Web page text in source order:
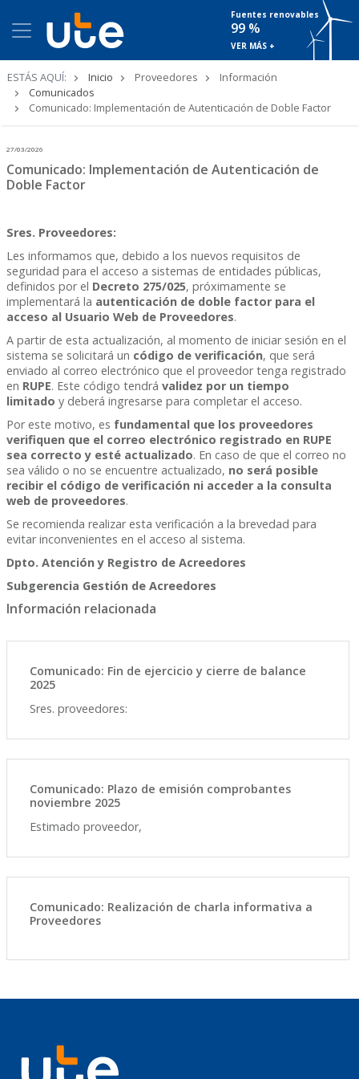
Fuentes renovables
99 %
VER MÁS +
ESTÁS AQUÍ: Inicio Proveedores
Información
Comunicados
Comunicado: Implementación de Autenticación de Doble Factor
27/03/2026
Comunicado: Implementación de Autenticación de
Doble Factor
Sres. Proveedores:
Les informamos que, debido a los nuevos requisitos de
seguridad para el acceso a sistemas de entidades públicas,
definidos por el Decreto 275/025, próximamente se
implementará la autenticación de doble factor para el
acceso al Usuario Web de Proveedores.
A partir de esta actualización, al momento de iniciar sesión en el
sistema se solicitará un código de verificación, que será
enviado al correo electrónico que el proveedor tenga registrado
en RUPE. Este código tendrá validez por un tiempo
limitado y deberá ingresarse para completar el acceso.
Por este motivo, es fundamental que los proveedores
verifiquen que el correo electrónico registrado en RUPE
sea correcto y esté actualizado. En caso de que el correo no
sea válido o no se encuentre actualizado, no será posible
recibir el código de verificación ni acceder a la consulta
web de proveedores.
Se recomienda realizar esta verificación a la brevedad para
evitar inconvenientes en el acceso al sistema.
Dpto. Atención y Registro de Acreedores
Subgerencia Gestión de Acreedores
Información relacionada
Comunicado: Fin de ejercicio y cierre de balance
2025
Sres. proveedores:
Comunicado: Plazo de emisión comprobantes
noviembre 2025
Estimado proveedor,
Comunicado: Realización de charla informativa a
Proveedores